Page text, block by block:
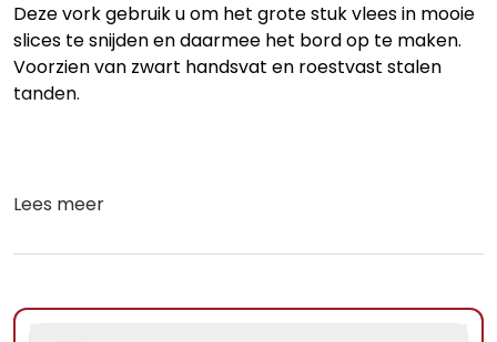
Deze vork gebruik u om het grote stuk vlees in mooie
slices te snijden en daarmee het bord op te maken.
Voorzien van zwart handsvat en roestvast stalen
tanden.
Lees meer